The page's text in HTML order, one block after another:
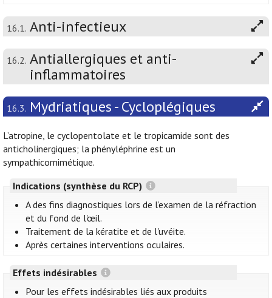
16.1. Anti-infectieux
16.2. Antiallergiques et anti-
inflammatoires
16.3. Mydriatiques - Cycloplégiques
L’atropine, le cyclopentolate et le tropicamide sont des
anticholinergiques; la phényléphrine est un
sympathicomimétique.
Indications (synthèse du RCP)
A des fins diagnostiques lors de l’examen de la réfraction
et du fond de l'œil.
Traitement de la kératite et de l'uvéite.
Après certaines interventions oculaires.
Effets indésirables
Pour les effets indésirables liés aux produits